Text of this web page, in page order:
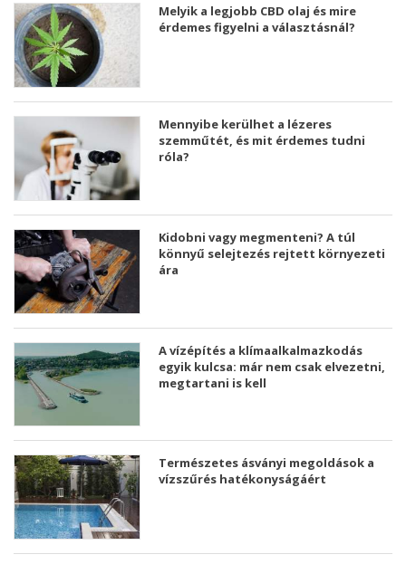
Melyik a legjobb CBD olaj és mire
érdemes figyelni a választásnál?
Mennyibe kerülhet a lézeres
szemműtét, és mit érdemes tudni
róla?
Kidobni vagy megmenteni? A túl
könnyű selejtezés rejtett környezeti
ára
A vízépítés a klímaalkalmazkodás
egyik kulcsa: már nem csak elvezetni,
megtartani is kell
Természetes ásványi megoldások a
vízszűrés hatékonyságáért